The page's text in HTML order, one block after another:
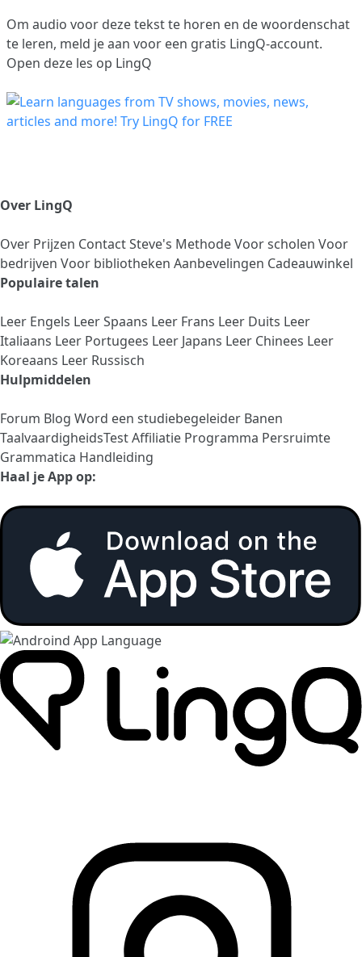
Om audio voor deze tekst te horen en de woordenschat
te leren, meld je aan voor een gratis LingQ-account.
Open deze les op LingQ
Over LingQ
Over Prijzen ContactSteve's MethodeVoor scholen Voor
bedrijven Voor bibliotheken Aanbevelingen Cadeauwinkel
Populaire talen
Leer Engels Leer Spaans Leer Frans Leer Duits Leer
Italiaans Leer Portugees Leer Japans Leer Chinees Leer
Koreaans Leer Russisch
Hulpmiddelen
Forum Blog Word een studiebegeleider Banen
TaalvaardigheidsTestAffiliatie Programma Persruimte
Grammatica Handleiding
Haal je App op: